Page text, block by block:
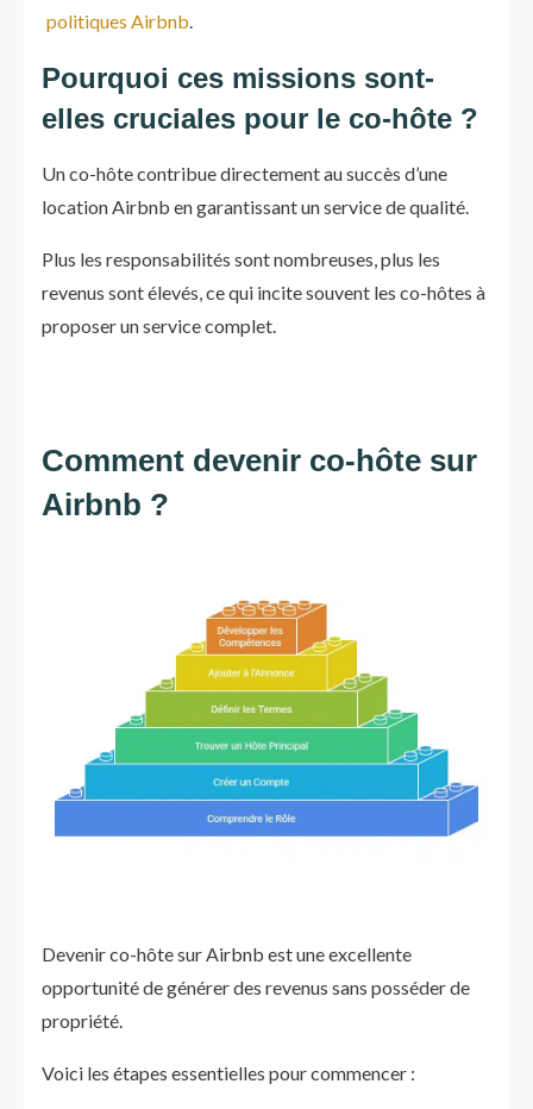
politiques Airbnb.
Pourquoi ces missions sont-
elles cruciales pour le co-hôte ?
Un co-hôte contribue directement au succès d’une
location Airbnb en garantissant un service de qualité.
Plus les responsabilités sont nombreuses, plus les
revenus sont élevés, ce qui incite souvent les co-hôtes à
proposer un service complet.
Comment devenir co-hôte sur
Airbnb ?
Devenir co-hôte sur Airbnb est une excellente
opportunité de générer des revenus sans posséder de
propriété.
Voici les étapes essentielles pour commencer :